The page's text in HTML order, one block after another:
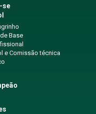
se
Base
e Comissão técnica